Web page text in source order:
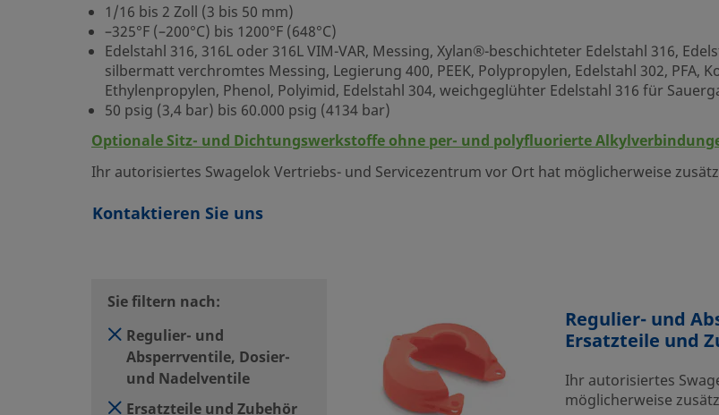
1/16 bis 2 Zoll (3 bis 50 mm)
–325°F (–200°C) bis 1200°F (648°C)
Edelstahl 316, 316L oder 316L VIM-VAR, Messing, Xylan®-beschichteter Edelstahl 316,
silbermatt verchromtes Messing, Legierung 400, PEEK, Polypropylen, Edelstahl 302, PFA,
Ethylenpropylen, Phenol, Polyimid, Edelstahl 304, weichgeglühter Edelstahl 316 für
50 psig (3,4 bar) bis 60.000 psig (4134 bar)
Optionale Sitz- und Dichtungswerkstoffe ohne per- und polyfluorierte
Ihr autorisiertes Swagelok Vertriebs- und Servicezentrum vor Ort hat möglicherweise
Kontaktieren Sie uns
Sie filtern nach:
Regulier- und
Absperrventile, Dosier-
und Nadelventile
Ersatzteile und Zubehör
Regulier- und
Ersatzteile und
Ihr autorisiertes
möglicherweise